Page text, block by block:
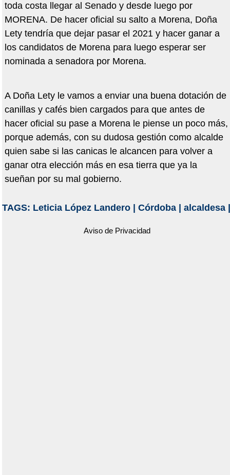
toda costa llegar al Senado y desde luego por
MORENA. De hacer oficial su salto a Morena, Doña
Lety tendría que dejar pasar el 2021 y hacer ganar a
los candidatos de Morena para luego esperar ser
nominada a senadora por Morena.
A Doña Lety le vamos a enviar una buena dotación de
canillas y cafés bien cargados para que antes de
hacer oficial su pase a Morena le piense un poco más,
porque además, con su dudosa gestión como alcalde
quien sabe si las canicas le alcancen para volver a
ganar otra elección más en esa tierra que ya la
sueñan por su mal gobierno.
TAGS: Leticia López Landero| Córdoba| alcaldesa|
Aviso de Privacidad